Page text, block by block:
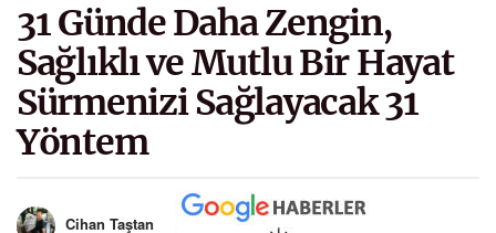
31 Günde Daha Zengin,
Sağlıklı ve Mutlu Bir Hayat
Sürmenizi Sağlayacak 31
Yöntem
Cihan Taştan